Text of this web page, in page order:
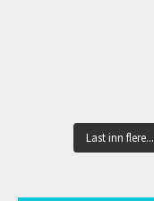
Last inn flere...